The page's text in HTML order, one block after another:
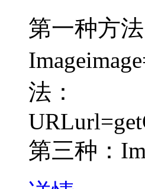
第一种方法
法：
第三种：